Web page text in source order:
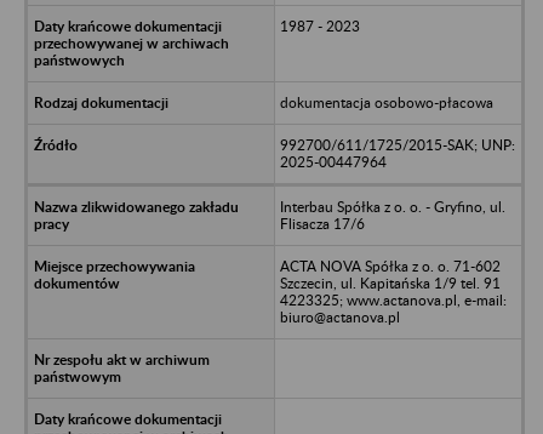
1987 - 2023
dokumentacja osobowo-płacowa
992700/611/1725/2015-SAK; UNP:
2025-00447964
Interbau Spółka z o. o. - Gryfino, ul.
Flisacza 17/6
ACTA NOVA Spółka z o. o. 71-602
Szczecin, ul. Kapitańska 1/9 tel. 91
4223325; www.actanova.pl, e-mail:
biuro@actanova.pl